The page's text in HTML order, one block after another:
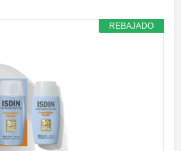
REBAJADO